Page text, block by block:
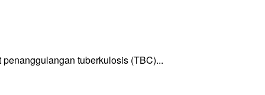
tuberkulosis (TBC)...